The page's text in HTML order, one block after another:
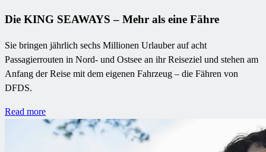
Die KING SEAWAYS – Mehr als eine Fähre
Sie bringen jährlich sechs Millionen Urlauber auf acht
Passagierrouten in Nord- und Ostsee an ihr Reiseziel und stehen am
Anfang der Reise mit dem eigenen Fahrzeug – die Fähren von
DFDS.
Read more